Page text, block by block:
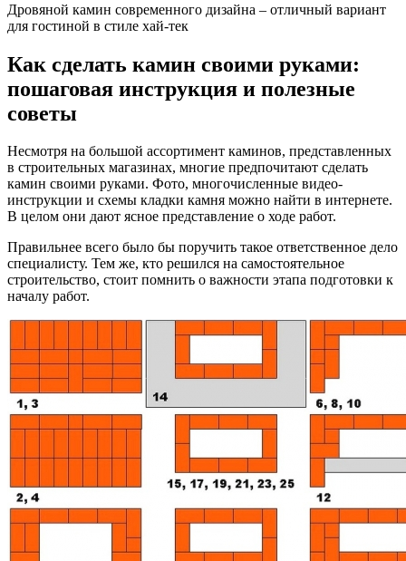
Дровяной камин современного дизайна – отличный вариант
для гостиной в стиле хай-тек
Как сделать камин своими руками:
пошаговая инструкция и полезные
советы
Несмотря на большой ассортимент каминов, представленных
в строительных магазинах, многие предпочитают сделать
камин своими руками. Фото, многочисленные видео-
инструкции и схемы кладки камня можно найти в интернете.
В целом они дают ясное представление о ходе работ.
Правильнее всего было бы поручить такое ответственное дело
специалисту. Тем же, кто решился на самостоятельное
строительство, стоит помнить о важности этапа подготовки к
началу работ.